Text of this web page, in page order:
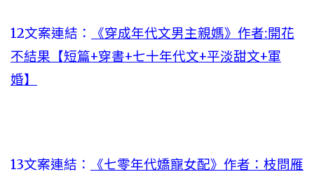
12文案連結：
《穿成年代文男主親媽》作者:開花
不結果【短篇+穿書+七十年代文+平淡甜文+軍
婚】
13文案連結：
《七零年代嬌寵女配》作者：枝問雁